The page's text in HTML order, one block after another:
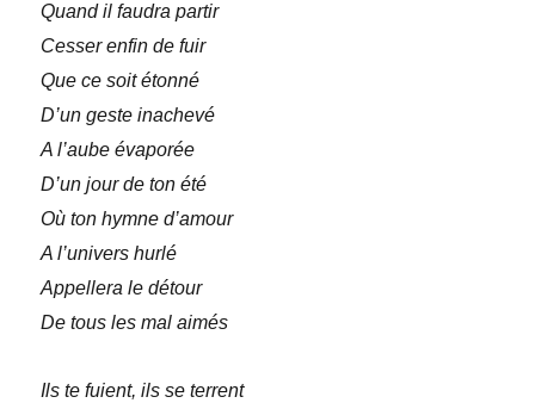
Quand il faudra partir
Cesser enfin de fuir
Que ce soit étonné
D’un geste inachevé
A l’aube évaporée
D’un jour de ton été
Où ton hymne d’amour
A l’univers hurlé
Appellera le détour
De tous les mal aimés
Ils te fuient, ils se terrent